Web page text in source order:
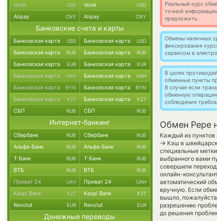
Реальный курс
точной
предложить.
Обмены наличных
фиксирования
сервисом в
В целях
обменные пункты
В случае если
обменную
соблюдения
Обмен Pepe
Каждый из пунктов
→ Кэш в
специальные
выбранного вами
совершили
онлайн-
автоматический
вручную. Если
вышло,
разрешению
до решения
Volet USD Volet USD
Alipay CNY Alipay CNY
Банковские счета и карты
Банковская карта USD Банковская карта USD
Банковская карта RUB Банковская карта RUB
Банковская карта EUR Банковская карта EUR
Банковская карта UAH Банковская карта UAH
Банковская карта BYN Банковская карта BYN
Банковская карта KZT Банковская карта KZT
СБП RUB СБП RUB
Интернет-банкинг
Сбербанк RUB Сбербанк RUB
Альфа-Банк RUB Альфа-Банк RUB
Т-Банк RUB Т-Банк RUB
ВТБ RUB ВТБ RUB
Приват 24 UAH Приват 24 UAH
Kaspi Bank KZT Kaspi Bank KZT
Revolut EUR Revolut EUR
Денежные переводы